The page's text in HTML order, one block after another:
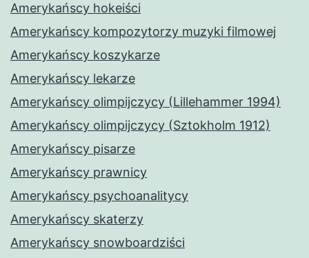
Amerykańscy hokeiści
Amerykańscy kompozytorzy muzyki filmowej
Amerykańscy koszykarze
Amerykańscy lekarze
Amerykańscy olimpijczycy (Lillehammer 1994)
Amerykańscy olimpijczycy (Sztokholm 1912)
Amerykańscy pisarze
Amerykańscy prawnicy
Amerykańscy psychoanalitycy
Amerykańscy skaterzy
Amerykańscy snowboardziści